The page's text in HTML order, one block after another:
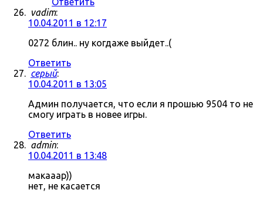
vadim:
10.04.2011 в 12:17
0272 блин.. ну когдаже выйдет..(
Ответить
серый:
10.04.2011 в 13:05
Админ получается, что если я прошью 9504 то не
смогу играть в новее игры.
Ответить
admin:
10.04.2011 в 13:48
макааар))
нет, не касается